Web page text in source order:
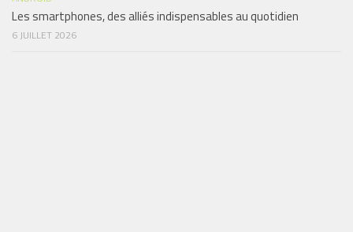
Les smartphones, des alliés indispensables au quotidien
6 JUILLET 2026